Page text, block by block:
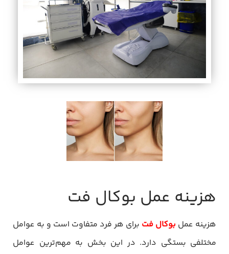
هزینه عمل بوکال فت
هزینه عمل بوکال فت برای هر فرد متفاوت است و به عوامل
مختلفی بستگی دارد. در این بخش به مهم‌ترین عوامل